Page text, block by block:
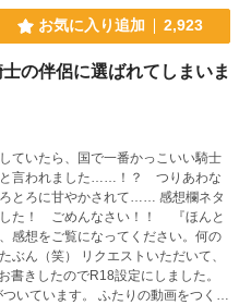
お気に入り追加 2,923
の伴侶に選ばれてしまいま
ていたら、国で一番かっこいい騎士
と言われました……！？ つりあわな
に甘やかされて…… 感想欄ネタ
した！ ごめんなさい！！ 『ほんと
感想をご覧になってください。何の
エストいただいて、
書きしたのでR18設定にしました。
ふたりの動画をつくり